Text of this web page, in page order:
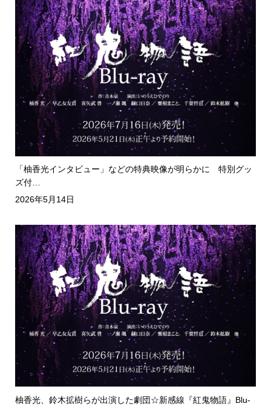
「柚香光インタビュー」などの特典映像が明らかに 特別グッ
ズ付…
2026年5月14日
柚香光、鈴木拡樹らが出演した劇団☆新感線『紅鬼物語』Blu-